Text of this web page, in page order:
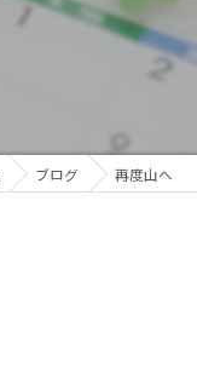
ブログ 再度山へ